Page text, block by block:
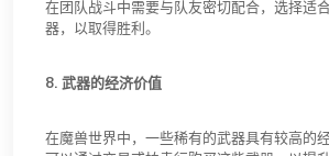
在团队战斗中需要与队友密切配合，选择适
器，以取得胜利。
8. 武器的经济价值
在魔兽世界中，一些稀有的武器具有较高的